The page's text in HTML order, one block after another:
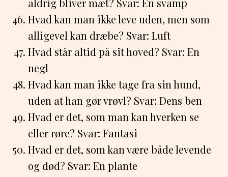
Hvad kan man ikke leve uden, men som
alligevel kan dræbe? Svar: Luft
Hvad står altid på sit hoved? Svar: En
negl
Hvad kan man ikke tage fra sin hund,
uden at han gør vrøvl? Svar: Dens ben
Hvad er det, som man kan hverken se
eller røre? Svar: Fantasi
Hvad er det, som kan være både levende
og død? Svar: En plante